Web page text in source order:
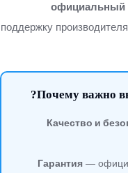
официальный
поддержку
Почему важно
Качество и
Гарантия—